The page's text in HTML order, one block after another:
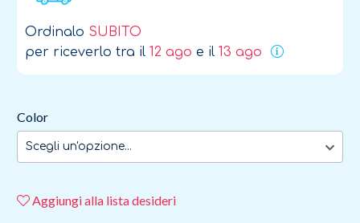
Ordinalo SUBITO
per riceverlo tra il 12 ago e il 13 ago
Color
Scegli un'opzione...
Aggiungi alla lista desideri